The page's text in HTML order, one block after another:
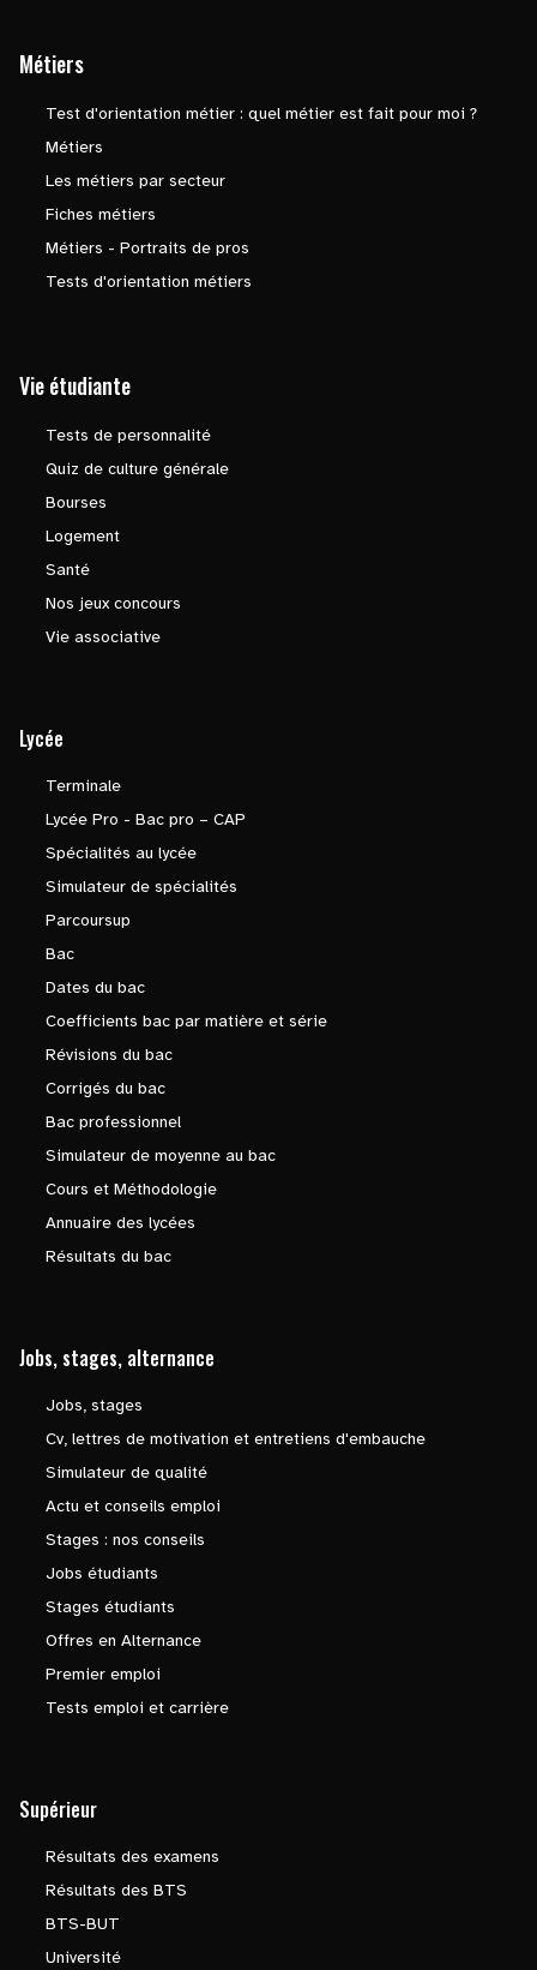
Métiers
Test d'orientation métier : quel métier est fait pour moi ?
Métiers
Les métiers par secteur
Fiches métiers
Métiers - Portraits de pros
Tests d'orientation métiers
Vie étudiante
Tests de personnalité
Quiz de culture générale
Bourses
Logement
Santé
Nos jeux concours
Vie associative
Lycée
Terminale
Lycée Pro - Bac pro – CAP
Spécialités au lycée
Simulateur de spécialités
Parcoursup
Bac
Dates du bac
Coefficients bac par matière et série
Révisions du bac
Corrigés du bac
Bac professionnel
Simulateur de moyenne au bac
Cours et Méthodologie
Annuaire des lycées
Résultats du bac
Jobs, stages, alternance
Jobs, stages
Cv, lettres de motivation et entretiens d'embauche
Simulateur de qualité
Actu et conseils emploi
Stages : nos conseils
Jobs étudiants
Stages étudiants
Offres en Alternance
Premier emploi
Tests emploi et carrière
Supérieur
Résultats des examens
Résultats des BTS
BTS-BUT
Université